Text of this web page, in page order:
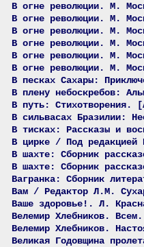
В огне революции. М.
В огне революции. М.
В огне революции. М.
В огне революции. М.
В огне революции. М.
В огне революции. М.
В песках Сахары:
В плену небоскребов:
В путь: Стихотворения.
В сильвасах Бразилии:
В тисках: Рассказы и
В цирке / Под редакцией
В шахте: Сборник
В шахте: Сборник
Вагранка: Сборник
Вам / Редактор Л.М.
Ваше здоровье!. Л.
Велемир Хлебников.
Велемир Хлебников.
Великая Годовщина